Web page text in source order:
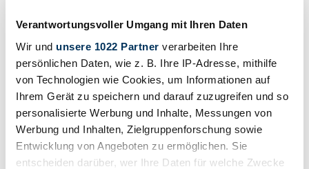
Verantwortungsvoller Umgang mit Ihren Daten
Wir und unsere 1022 Partner verarbeiten Ihre
persönlichen Daten, wie z. B. Ihre IP-Adresse, mithilfe
von Technologien wie Cookies, um Informationen auf
Ihrem Gerät zu speichern und darauf zuzugreifen und so
personalisierte Werbung und Inhalte, Messungen von
Werbung und Inhalten, Zielgruppenforschung sowie
Entwicklung von Angeboten zu ermöglichen. Sie
entscheiden darüber, wer Ihre Daten für welche Zwecke